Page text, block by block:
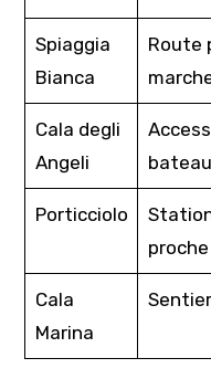
Spiaggia
Bianca
Route
Cala degli
Angeli
bateau
Porticciolo
proche
Cala
Marina